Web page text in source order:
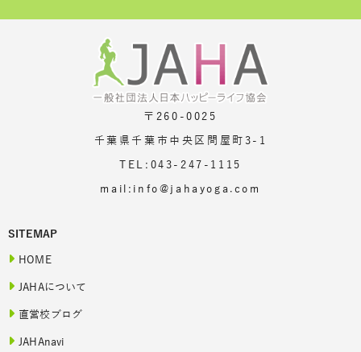
〒260-0025
千葉県千葉市中央区問屋町3-1
TEL:043-247-1115
mail:info@jahayoga.com
SITEMAP
HOME
JAHAについて
直営校ブログ
JAHAnavi